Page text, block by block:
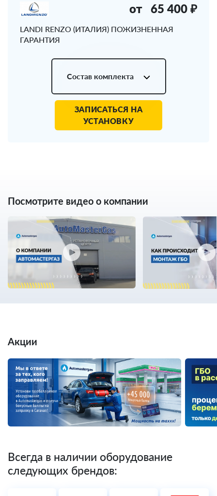
LANDI RENZO (ИТАЛИЯ) ПОЖИЗНЕННАЯ
ГАРАНТИЯ
от 65 400 ₽
Состав комплекта
ЗАПИСАТЬСЯ НА
УСТАНОВКУ
Посмотрите видео о компании
Акции
Всегда в наличии оборудование
следующих брендов: